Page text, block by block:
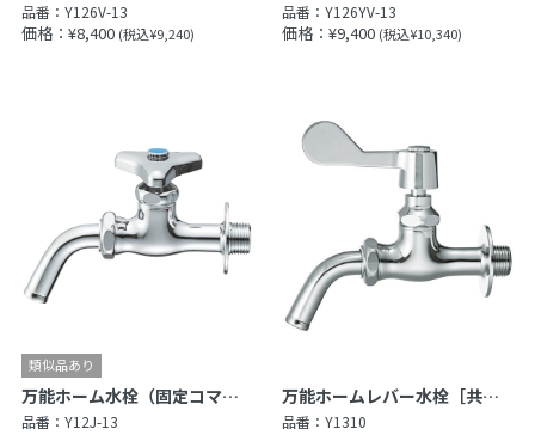
品番： Y126V-13
価格：¥8,400 (税込¥9,240)
品番：Y126YV-13
価格：¥9,400 (税込¥10,340)
万能ホーム水栓（固定コマ仕様）［共用形］
品番： Y12J-13
万能ホームレバー水栓［共用形］
品番：Y1310